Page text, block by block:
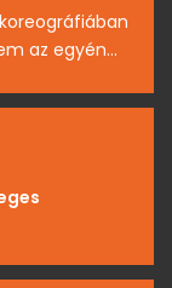
az egyén...